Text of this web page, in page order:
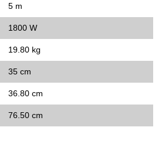
5 m
1800 W
19.80 kg
35 cm
36.80 cm
76.50 cm